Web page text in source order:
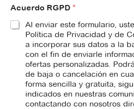
e
Acuerdo RGPD *
Al enviar este formulario,
Política de Privacidad y de
a incorporar sus datos a la
con el fin de enviarle
ofertas personalizadas.
de baja o cancelación en
forma sencilla y gratuita,
indicados en nuestras
contactando con nosotros